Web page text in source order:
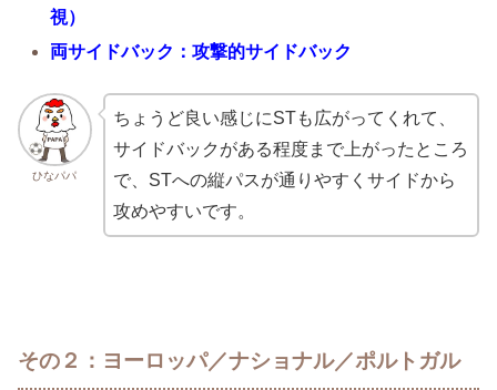
視）
両サイドバック：攻撃的サイドバック
ひなパパ
ちょうど良い感じにSTも広がってくれて、
サイドバックがある程度まで上がったところ
で、STへの縦パスが通りやすくサイドから
攻めやすいです。
その２：ヨーロッパ／ナショナル／ポルトガル